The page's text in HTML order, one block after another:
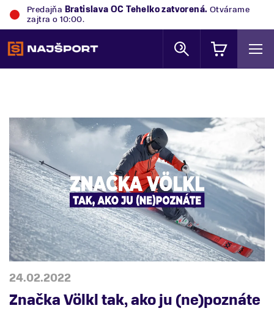
Predajňa Bratislava OC Tehelkozatvorená. Otvárame
zajtra o 10:00.
24.02.2022
Značka Völkl tak, ako ju (ne)poznáte